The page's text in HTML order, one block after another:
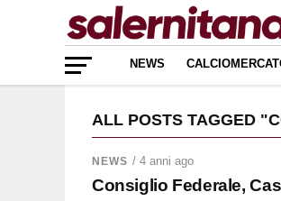
NEWS
ALL POSTS TAGGED
NEWS / 4 anni ago
Consiglio Federale,